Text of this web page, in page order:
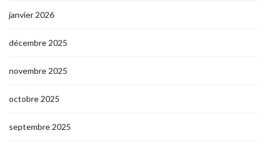
janvier 2026
décembre 2025
novembre 2025
octobre 2025
septembre 2025